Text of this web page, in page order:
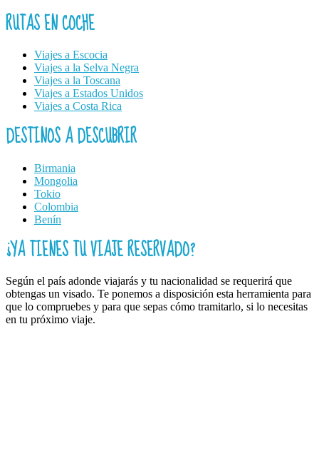
RUTAS EN COCHE
Viajes a Escocia
Viajes a la Selva Negra
Viajes a la Toscana
Viajes a Estados Unidos
Viajes a Costa Rica
DESTINOS A DESCUBRIR
Birmania
Mongolia
Tokio
Colombia
Benín
¿YA TIENES TU VIAJE RESERVADO?
Según el país adonde viajarás y tu nacionalidad se requerirá que
obtengas un visado. Te ponemos a disposición esta herramienta para
que lo compruebes y para que sepas cómo tramitarlo, si lo necesitas
en tu próximo viaje.